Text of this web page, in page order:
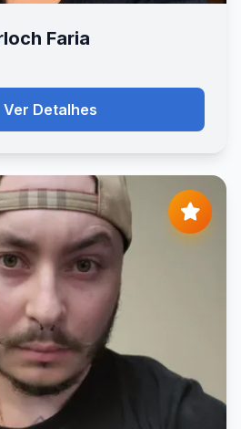
Faria
Ver Detalhes